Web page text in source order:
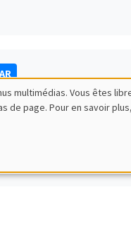
multimédias. Vous êtes
de page. Pour en savoir